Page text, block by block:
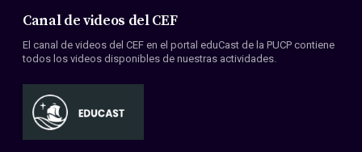
Canal de videos del CEF
El canal de videos del CEF en el portal eduCast de la PUCP contiene
todos los videos disponibles de nuestras actividades.